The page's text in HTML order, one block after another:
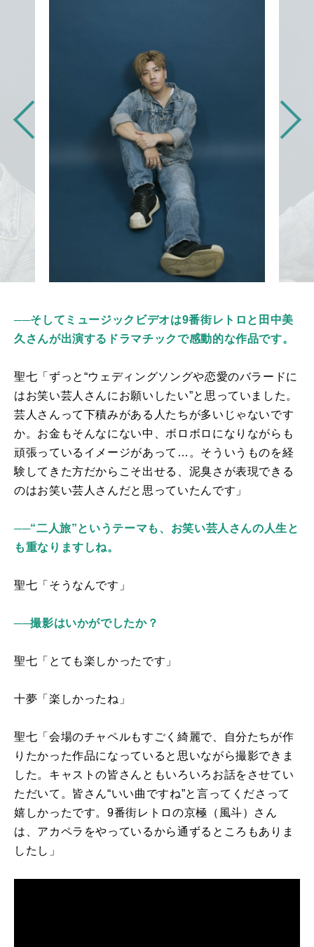
──そしてミュージックビデオは9番街レトロと田中美
久さんが出演するドラマチックで感動的な作品です。
聖七「ずっと“ウェディングソングや恋愛のバラードに
はお笑い芸人さんにお願いしたい”と思っていました。
芸人さんって下積みがある人たちが多いじゃないです
か。お金もそんなにない中、ボロボロになりながらも
頑張っているイメージがあって…。そういうものを経
験してきた方だからこそ出せる、泥臭さが表現できる
のはお笑い芸人さんだと思っていたんです」
──“二人旅”というテーマも、お笑い芸人さんの人生と
も重なりますしね。
聖七「そうなんです」
──撮影はいかがでしたか？
聖七「とても楽しかったです」
十夢「楽しかったね」
聖七「会場のチャペルもすごく綺麗で、自分たちが作
りたかった作品になっていると思いながら撮影できま
した。キャストの皆さんともいろいろお話をさせてい
ただいて。皆さん“いい曲ですね”と言ってくださって
嬉しかったです。9番街レトロの京極（風斗）さん
は、アカペラをやっているから通ずるところもありま
したし」